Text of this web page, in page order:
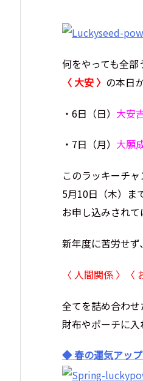
何をやっても全
〈 大安 〉 の本日
・6日（日） 大安
・7日（月） 大願
このラッキーチ
5月10日（木）ま
お申し込みされて
新年度に苦労せ
〈 人間関係 〉〈
全てを詰め合わせ
財布やポーチに
◆ 春の運気アッ